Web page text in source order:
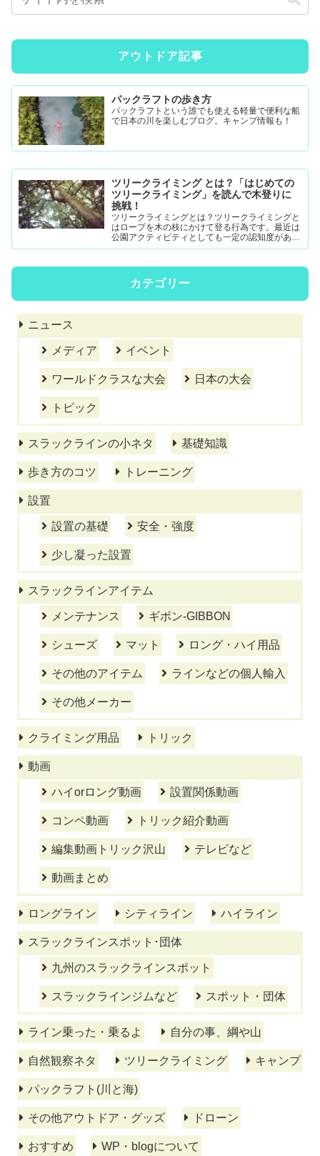
アウトドア記事
パックラフトの歩き方
パックラフトという誰でも使える軽量で便利な船
で日本の川を楽しむブログ。キャンプ情報も！
ツリークライミング とは？「はじめての
ツリークライミング」を読んで木登りに
挑戦！
ツリークライミングとは？ツリークライミングと
はロープを木の枝にかけて登る行為です。最近は
公園アクティビティとしても一定の認知度がある
模様。DRTダブルドロープテクニック(MRS-ム...
カテゴリー
ニュース
メディア イベント
ワールドクラスな大会 日本の大会
トピック
スラックラインの小ネタ 基礎知識
歩き方のコツ トレーニング
設置
設置の基礎 安全・強度
少し凝った設置
スラックラインアイテム
メンテナンス ギボン-GIBBON
シューズ マット ロング・ハイ用品
その他のアイテム ラインなどの個人輸入
その他メーカー
クライミング用品 トリック
動画
ハイorロング動画 設置関係動画
コンペ動画 トリック紹介動画
編集動画トリック沢山 テレビなど
動画まとめ
ロングライン シティライン ハイライン
スラックラインスポット･団体
九州のスラックラインスポット
スラックラインジムなど スポット・団体
ライン乗った・乗るよ 自分の事、綱や山
自然観察ネタ ツリークライミング キャンプ
パックラフト(川と海)
その他アウトドア・グッズ ドローン
おすすめ WP・blogについて